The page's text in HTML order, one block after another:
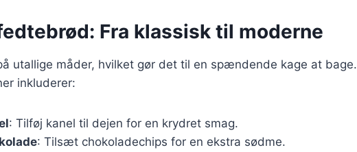
Fra klassisk til moderne
utallige måder, hvilket gør det til en spændende kage at bage.
inkluderer:
: Tilføj kanel til dejen for en krydret smag.
: Tilsæt chokoladechips for en ekstra sødme.